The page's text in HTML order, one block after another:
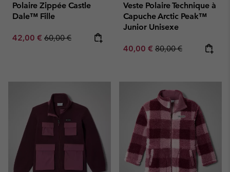
Polaire Zippée Castle
Dale™ Fille
Sale price:
42,00 € Regular price:
60,00 €
Veste Polaire Technique à
Capuche Arctic Peak™
Junior Unisexe
Sale price:
40,00 € Regular price:
80,00 €